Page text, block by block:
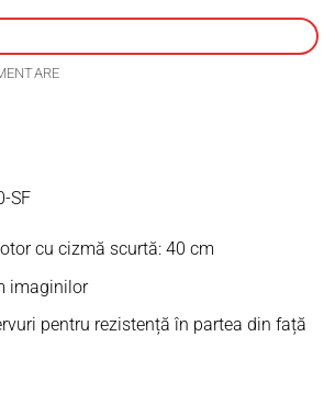
SF
cu cizmă scurtă: 40 cm
imaginilor
pentru rezistență în partea din față